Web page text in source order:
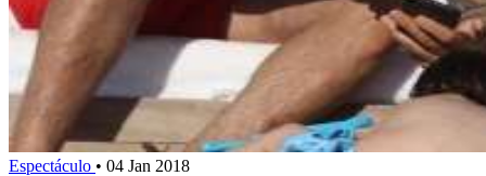
Espectáculo • 04 Jan 2018